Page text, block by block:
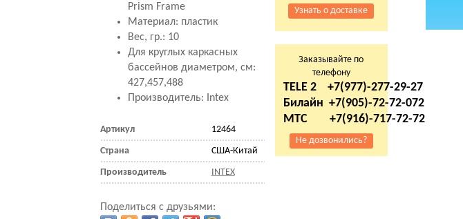
Prism Frame
Материал: пластик
Вес, гр.: 10
Для круглых каркасных
бассейнов диаметром, см:
427,457,488
Производитель: Intex
Артикул 12464
Страна США-Китай
Производитель INTEX
Поделиться с друзьями:
Узнать о доставке
Заказывайте по
телефону
TELE 2 +7(977)-277-29-27
Билайн +7(905)-72-72-072
МТС +7(916)-717-72-72
Не дозвонились?